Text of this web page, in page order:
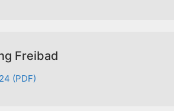
Freibad
(PDF)